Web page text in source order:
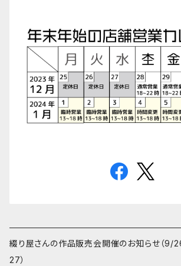
綴り屋さんの作品販売会開催のお知らせ（9/
27）